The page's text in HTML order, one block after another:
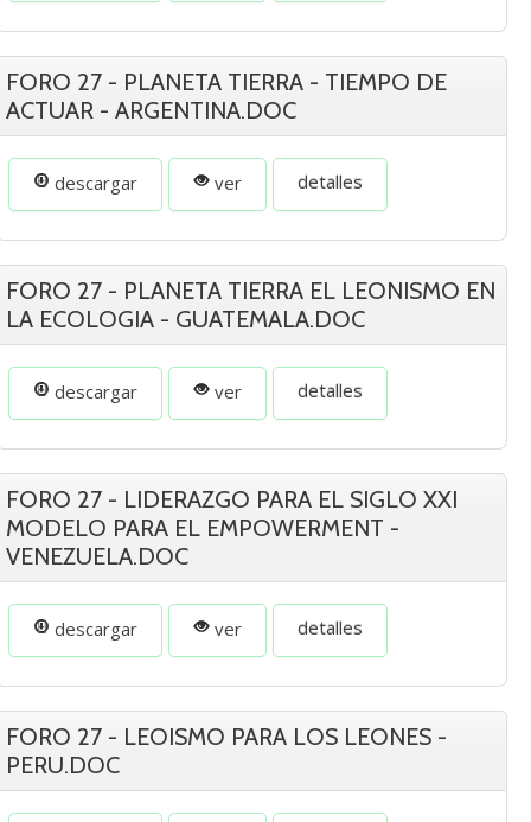
FORO 27 - PLANETA TIERRA - TIEMPO DE
ACTUAR - ARGENTINA.DOC
descargar ver detalles
FORO 27 - PLANETA TIERRA EL LEONISMO EN
LA ECOLOGIA - GUATEMALA.DOC
descargar ver detalles
FORO 27 - LIDERAZGO PARA EL SIGLO XXI
MODELO PARA EL EMPOWERMENT -
VENEZUELA.DOC
descargar ver detalles
FORO 27 - LEOISMO PARA LOS LEONES -
PERU.DOC